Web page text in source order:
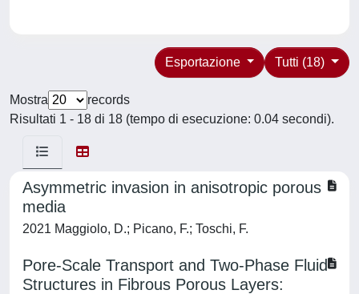
Tutti (18)
Esportazione
Mostra
records
Risultati 1 - 18 di 18 (tempo di esecuzione: 0.04 secondi).
Asymmetric invasion in anisotropic porous
media
2021 Maggiolo, D.; Picano, F.; Toschi, F.
Pore-Scale Transport and Two-Phase Fluid
Structures in Fibrous Porous Layers: